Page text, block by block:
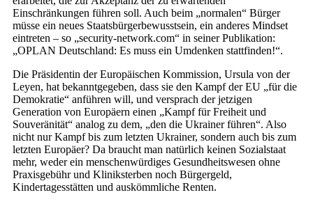
Einschränkungen führen soll. Auch beim „normalen“ Bürger
müsse ein neues Staatsbürgerbewusstsein, ein anderes Mindset
eintreten – so „security-network.com“ in seiner Publikation:
„OPLAN Deutschland: Es muss ein Umdenken stattfinden!“.
Die Präsidentin der Europäischen Kommission, Ursula von der
Leyen, hat bekanntgegeben, dass sie den Kampf der EU „für die
Demokratie“ anführen will, und versprach der jetzigen
Generation von Europäern einen „Kampf für Freiheit und
Souveränität“ analog zu dem, „den die Ukrainer führen“. Also
nicht nur Kampf bis zum letzten Ukrainer, sondern auch bis zum
letzten Europäer? Da braucht man natürlich keinen Sozialstaat
mehr, weder ein menschenwürdiges Gesundheitswesen ohne
Praxisgebühr und Kliniksterben noch Bürgergeld,
Kindertagesstätten und auskömmliche Renten.